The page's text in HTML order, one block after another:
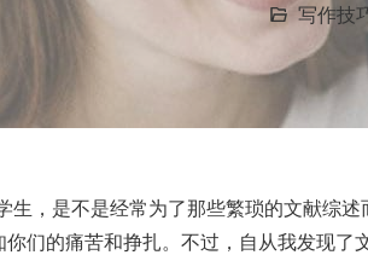
写作技
生，是不是经常为了那些繁琐的文献综
们的痛苦和挣扎。不过，自从我发现了